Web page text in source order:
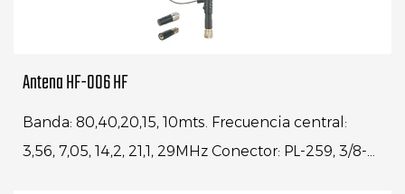
Antena HF-006 HF
Banda: 80,40,20,15, 10mts. Frecuencia central:
3,56, 7,05, 14,2, 21,1, 29MHz Conector: PL-259, 3/8-